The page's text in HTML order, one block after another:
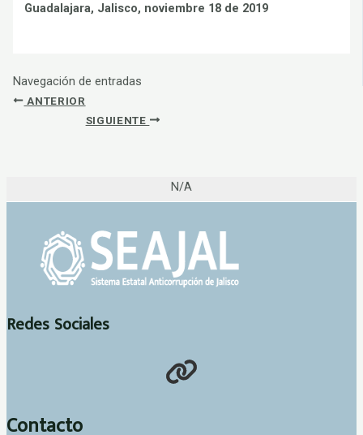
Guadalajara, Jalisco, noviembre 18 de 2019
Navegación de entradas
ANTERIOR
SIGUIENTE
N/A
Redes Sociales
Contacto